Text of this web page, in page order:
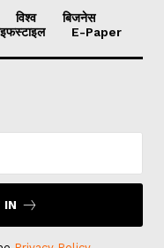
विश्व
बिजनेस
E-Paper
IN